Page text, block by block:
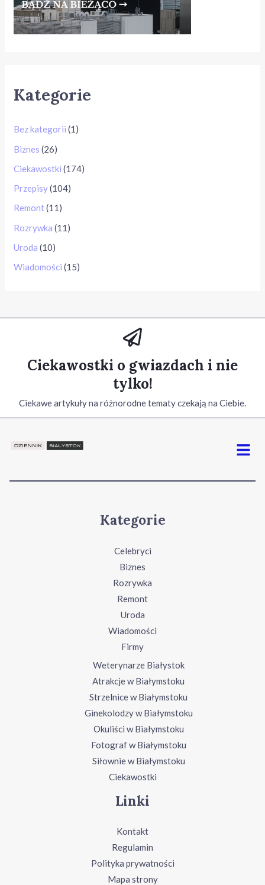
Kategorie
Bez kategorii (1)
Biznes (26)
Ciekawostki (174)
Przepisy(104)
Remont (11)
Rozrywka (11)
Uroda (10)
Wiadomości (15)
Ciekawostki o gwiazdach i nie
tylko!
Ciekawe artykuły na różnorodne tematy czekają na Ciebie.
Menu
Kategorie
Celebryci
Biznes
Rozrywka
Remont
Uroda
Wiadomości
Firmy
Weterynarze Białystok
Atrakcje w Białymstoku
Strzelnice w Białymstoku
Ginekolodzy w Białymstoku
Okuliści w Białymstoku
Fotograf w Białymstoku
Siłownie w Białymstoku
Ciekawostki
Linki
Kontakt
Regulamin
Polityka prywatności
Mapa strony